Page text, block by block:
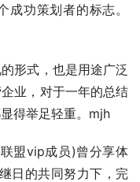
功策划者的标志。
形式，也是用途广泛
业，对于一年的总结
得举足轻重。mjh
盟vip成员)曾分享体
日的共同努力下，完